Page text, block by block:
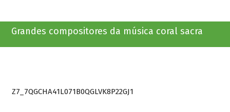
Grandes compositores da música coral sacra
Z7_7QGCHA41L071B0QGLVK8P22GJ1